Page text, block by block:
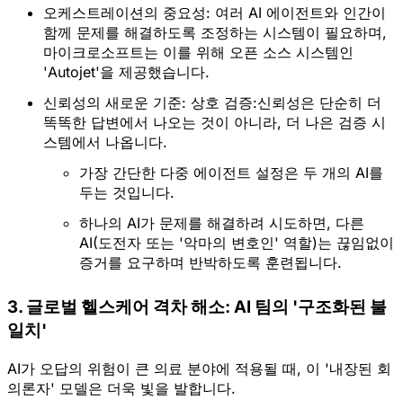
오케스트레이션의 중요성: 여러 AI 에이전트와 인간이
함께 문제를 해결하도록 조정하는 시스템이 필요하며,
'Autojet'을 제공했습니다.
신뢰성의 새로운 기준: 상호 검증:신뢰성은 단순히 더
똑똑한 답변에서 나오는 것이 아니라, 더 나은 검증 시
스템에서 나옵니다.
가장 간단한 다중 에이전트 설정은 두 개의 AI를
두는 것입니다.
하나의 AI가 문제를 해결하려 시도하면, 다른
AI(도전자 또는 '악마의 변호인' 역할)는 끊임없이
증거를 요구하며 반박하도록 훈련됩니다.
3. 글로벌 헬스케어 격차 해소: AI 팀의 '구조화된 불
일치'
AI가 오답의 위험이 큰 의료 분야에 적용될 때, 이 '내장된 회
의론자' 모델은 더욱 빛을 발합니다.